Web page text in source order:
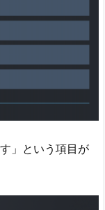
」という項目が